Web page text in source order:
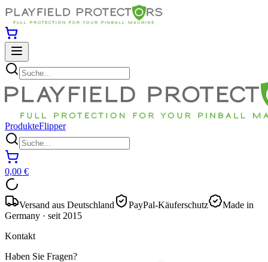
ProdukteFlipper
0,00 €
Versand aus Deutschland PayPal-Käuferschutz
Made in
Germany · seit 2015
Kontakt
Haben Sie Fragen?